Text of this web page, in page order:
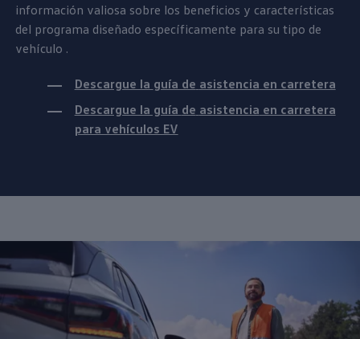
información valiosa sobre los beneficios y características
del programa diseñado específicamente para su tipo de
vehículo .
Descargue la guía de asistencia en carretera
Descargue la guía de asistencia en carretera
para vehículos EV